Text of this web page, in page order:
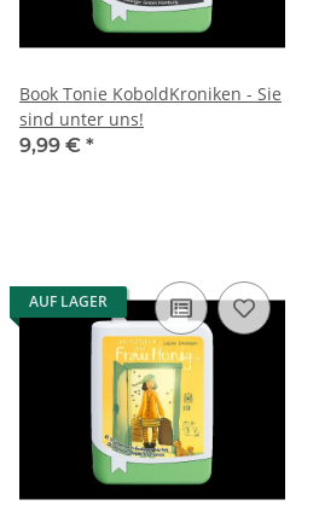
Book Tonie KoboldKroniken - Sie
sind unter uns!
9,99 € *
AUF LAGER